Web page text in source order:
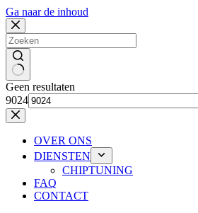
Ga naar de inhoud
Geen resultaten
9024
OVER ONS
DIENSTEN
CHIPTUNING
FAQ
CONTACT